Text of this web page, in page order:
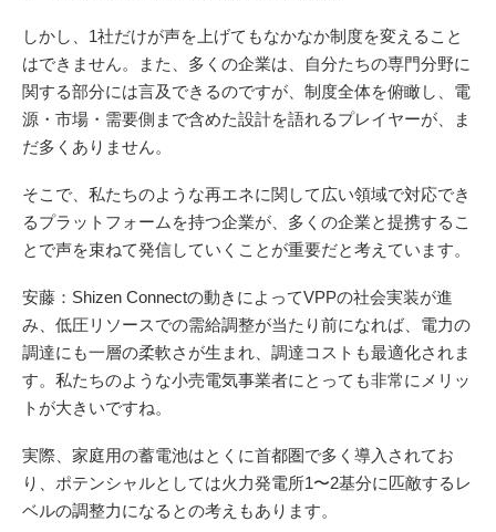
しかし、1社だけが声を上げてもなかなか制度を変えること
はできません。また、多くの企業は、自分たちの専門分野に
関する部分には言及できるのですが、制度全体を俯瞰し、電
源・市場・需要側まで含めた設計を語れるプレイヤーが、ま
だ多くありません。
そこで、私たちのような再エネに関して広い領域で対応でき
るプラットフォームを持つ企業が、多くの企業と提携するこ
とで声を束ねて発信していくことが重要だと考えています。
安藤：Shizen Connectの動きによってVPPの社会実装が進
み、低圧リソースでの需給調整が当たり前になれば、電力の
調達にも一層の柔軟さが生まれ、調達コストも最適化されま
す。私たちのような小売電気事業者にとっても非常にメリッ
トが大きいですね。
実際、家庭用の蓄電池はとくに首都圏で多く導入されてお
り、ポテンシャルとしては火力発電所1〜2基分に匹敵するレ
ベルの調整力になるとの考えもあります。